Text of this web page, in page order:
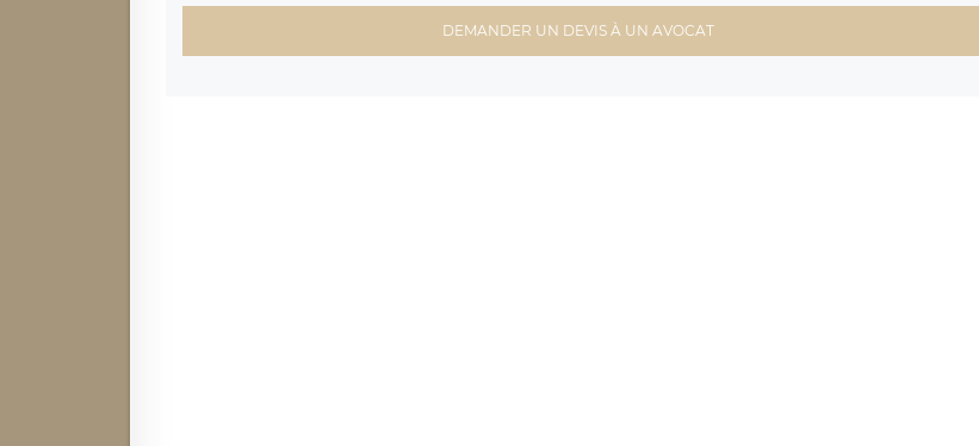
DEMANDER UN DEVIS À UN AVOCAT